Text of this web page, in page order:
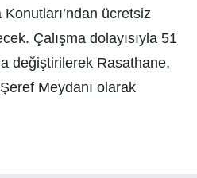
ücretsiz
Çalışma dolayısıyla 51
değiştirilerek Rasathane,
Meydanı olarak